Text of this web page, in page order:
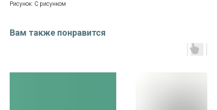
Рисунок: С рисунком
Вам также понравится